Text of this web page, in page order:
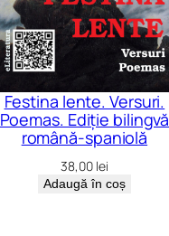
Festina lente. Versuri.
Poemas. Ediție bilingvă
română-spaniolă
38,00 lei
Adaugă în coș